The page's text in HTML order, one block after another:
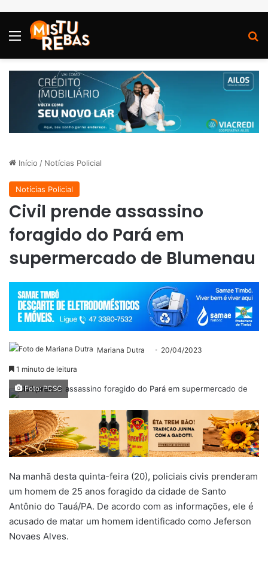
Menu
Início / Notícias Policial
Notícias Policial
Civil prende assassino
foragido do Pará em
supermercado de Blumenau
Mariana Dutra 20/04/2023
1 minuto de leitura
Foto: PCSC
Na manhã desta quinta-feira (20), policiais civis prenderam
um homem de 25 anos foragido da cidade de Santo
Antônio do Tauá/PA. De acordo com as informações, ele é
acusado de matar um homem identificado como Jeferson
Novaes Alves.